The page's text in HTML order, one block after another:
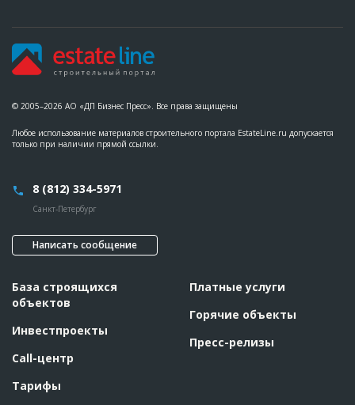
© 2005–2026 АО «ДП Бизнес Пресс». Все права защищены
Любое использование материалов строительного портала EstateLine.ru допускается
только при наличии прямой ссылки.
8 (812) 334-5971
Санкт-Петербург
Написать сообщение
База строящихся
объектов
Инвестпроекты
Call-центр
Тарифы
Платные услуги
Горячие объекты
Пресс-релизы